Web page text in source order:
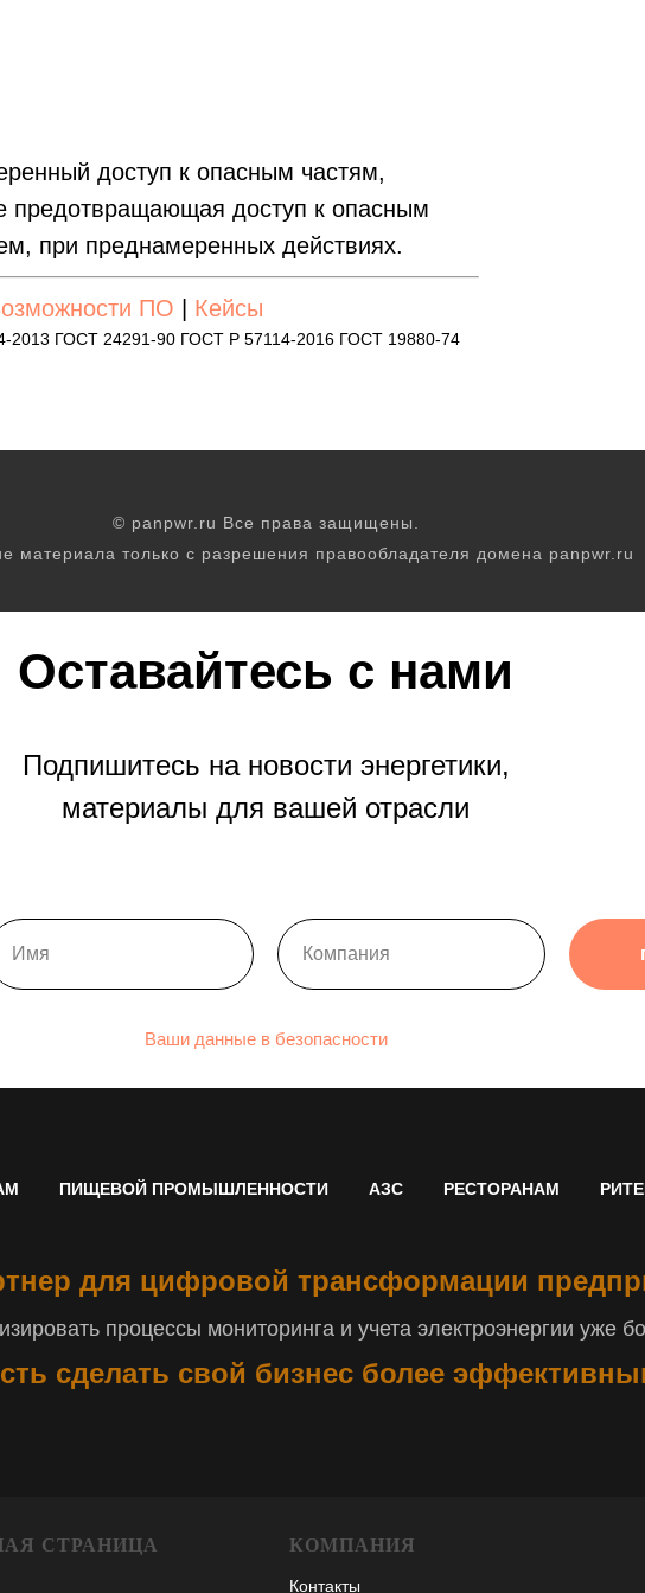
доступ к опасным частям,
доступ к опасным
при преднамеренных действиях.
ПО Кейсы
2013 ГОСТ 24291-90 ГОСТ Р 57114-2016 ГОСТ 19880-74
© panpwr.ru Все права защищены.
материала только с разрешения правообладателя домена panpwr.ru
Оставайтесь с нами
Подпишитесь на новости энергетики,
материалы для вашей отрасли
Ваши данные в безопасности
ПИЩЕВОЙ ПРОМЫШЛЕННОСТИ АЗС РЕСТОРАНАМ
для цифровой трансформации
процессы мониторинга и учета электроэнергии уже
сделать свой бизнес более
СТРАНИЦА КОМПАНИЯ
Контакты